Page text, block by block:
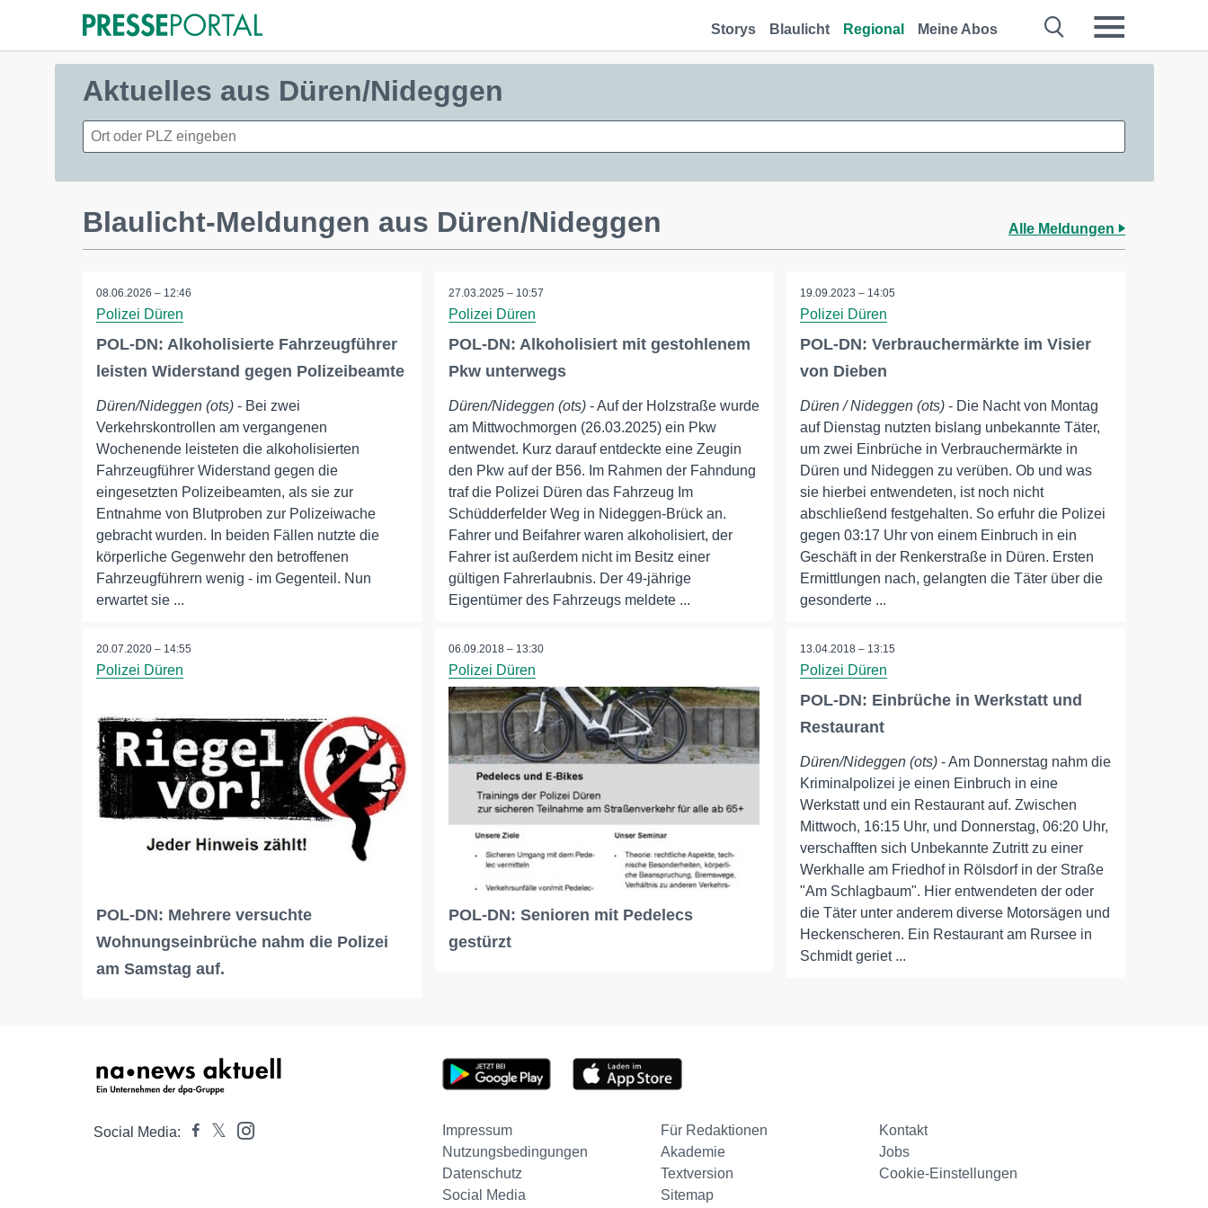
Storys Blaulicht Regional Meine Abos
Aktuelles aus Düren/Nideggen
Blaulicht-Meldungen aus Düren/Nideggen Alle Meldungen
08.06.2026 – 12:46
Polizei Düren
POL-DN: Alkoholisierte Fahrzeugführer
leisten Widerstand gegen Polizeibeamte
Düren/Nideggen (ots) - Bei zwei
Verkehrskontrollen am vergangenen
Wochenende leisteten die alkoholisierten
Fahrzeugführer Widerstand gegen die
eingesetzten Polizeibeamten, als sie zur
Entnahme von Blutproben zur Polizeiwache
gebracht wurden. In beiden Fällen nutzte die
körperliche Gegenwehr den betroffenen
Fahrzeugführern wenig - im Gegenteil. Nun
erwartet sie ...
27.03.2025 – 10:57
Polizei Düren
POL-DN: Alkoholisiert mit gestohlenem
Pkw unterwegs
Düren/Nideggen (ots)- Auf der Holzstraße wurde
am Mittwochmorgen (26.03.2025) ein Pkw
entwendet. Kurz darauf entdeckte eine Zeugin
den Pkw auf der B56. Im Rahmen der Fahndung
traf die Polizei Düren das Fahrzeug Im
Schüdderfelder Weg in Nideggen-Brück an.
Fahrer und Beifahrer waren alkoholisiert, der
Fahrer ist außerdem nicht im Besitz einer
gültigen Fahrerlaubnis. Der 49-jährige
Eigentümer des Fahrzeugs meldete ...
19.09.2023 – 14:05
Polizei Düren
POL-DN: Verbrauchermärkte im Visier
von Dieben
Düren / Nideggen (ots) - Die Nacht von Montag
auf Dienstag nutzten bislang unbekannte Täter,
um zwei Einbrüche in Verbrauchermärkte in
Düren und Nideggen zu verüben. Ob und was
sie hierbei entwendeten, ist noch nicht
abschließend festgehalten. So erfuhr die Polizei
gegen 03:17 Uhr von einem Einbruch in ein
Geschäft in der Renkerstraße in Düren. Ersten
Ermittlungen nach, gelangten die Täter über die
gesonderte ...
20.07.2020 – 14:55
Polizei Düren
POL-DN: Mehrere versuchte
Wohnungseinbrüche nahm die Polizei
am Samstag auf.
06.09.2018 – 13:30
Polizei Düren
POL-DN: Senioren mit Pedelecs
gestürzt
13.04.2018 – 13:15
Polizei Düren
POL-DN: Einbrüche in Werkstatt und
Restaurant
Düren/Nideggen (ots) - Am Donnerstag nahm die
Kriminalpolizei je einen Einbruch in eine
Werkstatt und ein Restaurant auf. Zwischen
Mittwoch, 16:15 Uhr, und Donnerstag, 06:20 Uhr,
verschafften sich Unbekannte Zutritt zu einer
Werkhalle am Friedhof in Rölsdorf in der Straße
"Am Schlagbaum". Hier entwendeten der oder
die Täter unter anderem diverse Motorsägen und
Heckenscheren. Ein Restaurant am Rursee in
Schmidt geriet ...
Social Media: Impressum Für Redaktionen
Kontakt
Nutzungsbedingungen
Akademie
Jobs
Datenschutz
Textversion
Cookie-Einstellungen
Social Media
Sitemap